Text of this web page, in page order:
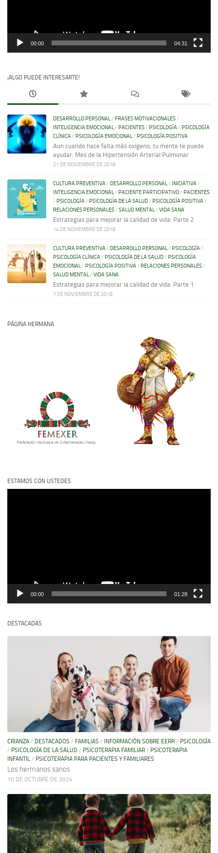
00:00 04:31
¡ALGO PUEDE INTERESARTE!
DESARROLLO PERSONAL/ FRASES MOTIVACIONALES/
INTELIGENCIA EMOCIONAL/ PACIENTES/ PSICOLOGÍA/ PSICOLOGÍA
CLÍNICA/ PSICOLOGÍA EMOCIONAL/ PSICOLOGÍA POSITIVA
Aun cuando hace falta más oxígeno, tu mente te puede
ayudar: Mes de la Hipertensión Arterial Pulmonar
21 DE NOVIEMBRE DE 2018
CULTURA PREVENTIVA/ DESARROLLO PERSONAL/ INICIATIVA/
INTELIGENCIA EMOCIONAL/ PACIENTE PARTICIPATIVO/ PACIENTES
/ PSICOLOGÍA/ PSICOLOGÍA DE LA SALUD/ PSICOLOGÍA POSITIVA/
RELACIONES PERSONALES/ SALUD MENTAL/ VIDA SANA
Estrategias para mejorar la calidad de vida: Parte 2
14 DE NOVIEMBRE DE 2018
CULTURA PREVENTIVA/ DESARROLLO PERSONAL/ PSICOLOGÍA/
PSICOLOGÍA CLÍNICA/ PSICOLOGÍA DE LA SALUD/ PSICOLOGÍA
EMOCIONAL/ PSICOLOGÍA POSITIVA/ RELACIONES PERSONALES/
SALUD MENTAL/ VIDA SANA
Estrategias para mejorar la calidad de vida: Parte 1
7 DE NOVIEMBRE DE 2018
PÁGINA HERMANA
ESTAMOS CON USTEDES
00:00 01:28
DESTACADAS
CRIANZA / DESTACADOS / FAMILIAS / INFORMACIÓN SOBRE EERR / PSICOLOGÍA
/ PSICOLOGÍA DE LA SALUD / PSICOTERAPIA FAMILIAR / PSICOTERAPIA
INFANTIL / PSICOTERAPIA PARA PACIENTES Y FAMILIARES
Los hermanos sanos
10 DE OCTUBRE DE 2024